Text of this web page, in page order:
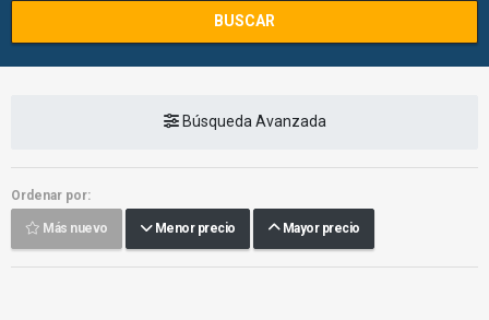
BUSCAR
Búsqueda Avanzada
Ordenar por:
Más nuevo Menor precio Mayor precio